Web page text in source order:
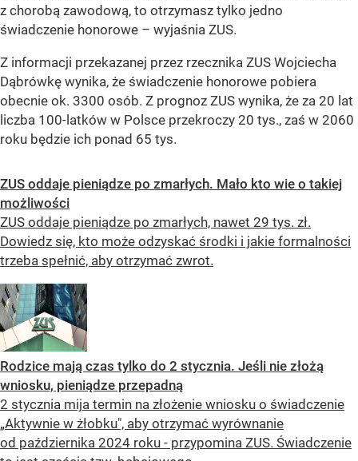
z chorobą zawodową, to otrzymasz tylko jedno
świadczenie honorowe – wyjaśnia ZUS.
Z informacji przekazanej przez rzecznika ZUS Wojciecha
Dąbrówkę wynika, że świadczenie honorowe pobiera
obecnie ok. 3300 osób. Z prognoz ZUS wynika, że za 20 lat
liczba 100-latków w Polsce przekroczy 20 tys., zaś w 2060
roku będzie ich ponad 65 tys.
ZUS oddaje pieniądze po zmarłych. Mało kto wie o takiej
możliwości
ZUS oddaje pieniądze po zmarłych, nawet 29 tys. zł.
Dowiedz się, kto może odzyskać środki i jakie formalności
trzeba spełnić, aby otrzymać zwrot.
Rodzice mają czas tylko do 2 stycznia. Jeśli nie złożą
wniosku, pieniądze przepadną
2 stycznia mija termin na złożenie wniosku o świadczenie
„Aktywnie w żłobku", aby otrzymać wyrównanie
od października 2024 roku - przypomina ZUS. Świadczenie